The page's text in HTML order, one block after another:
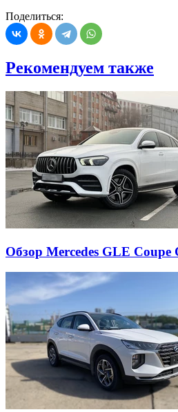
Поделиться:
Рекомендуем также
Обзор Mercedes GLE Coupe